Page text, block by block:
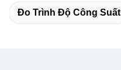
Đo Trình Độ Công Suất